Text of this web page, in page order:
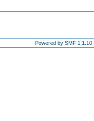
Powered by SMF 1.1.10